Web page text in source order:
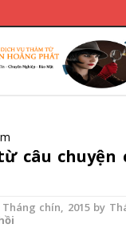
câu chuyện
Tháng chín, 2015by